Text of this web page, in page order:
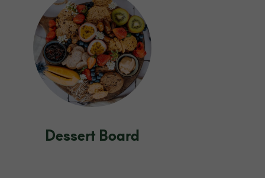
Dessert Board